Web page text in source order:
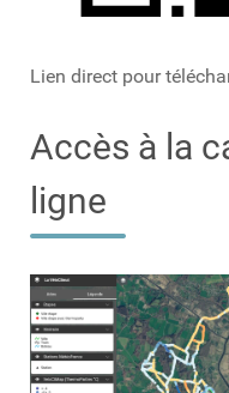
Lien direct pour
Accès à la
ligne